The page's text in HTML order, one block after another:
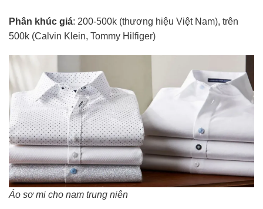
Phân khúc giá: 200-500k (thương hiệu Việt Nam), trên
500k (Calvin Klein, Tommy Hilfiger)
Áo sơ mi cho nam trung niên